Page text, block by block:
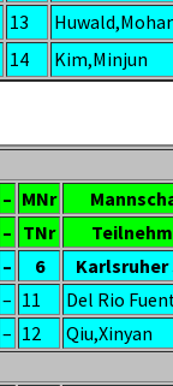
13
14 Kim,Minjun
– MNr
– TNr
– 6
Karlsruher
– 11
Del Rio
– 12 Qiu,Xinyan